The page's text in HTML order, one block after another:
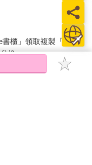
櫃」領取複製『兌換
換。
子書僅能以金石堂專屬